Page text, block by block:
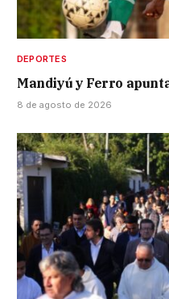
DEPORTES
Mandiyú y Ferro
8 de agosto de 2026